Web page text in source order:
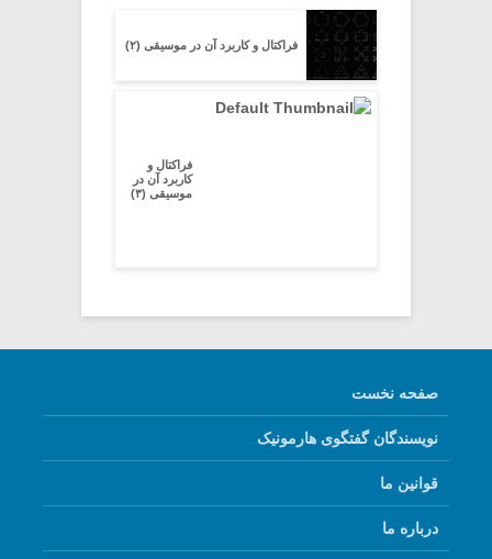
فراکتال و کاربرد آن در موسیقی (۲)
فراکتال و
کاربرد آن در
موسیقی (۳)
صفحه نخست
نویسندگان گفتگوی هارمونیک
قوانین ما
درباره ما